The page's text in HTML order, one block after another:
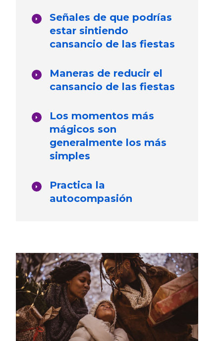
Señales de que podrías
estar sintiendo
cansancio de las fiestas
Maneras de reducir el
cansancio de las fiestas
Los momentos más
mágicos son
generalmente los más
simples
Practica la
autocompasión